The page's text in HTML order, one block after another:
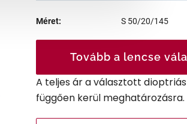
Méret: S 50/20/145
Tovább a lencse
A teljes ár a választott
függően kerül meghatározásra.